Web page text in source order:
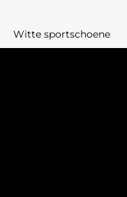
Witte sportschoenen